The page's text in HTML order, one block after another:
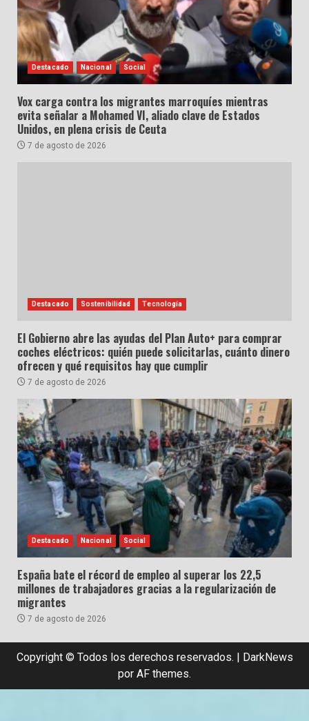
Destacado Nacional Social
Vox carga contra los migrantes marroquíes mientras
evita señalar a Mohamed VI, aliado clave de Estados
Unidos, en plena crisis de Ceuta
7 de agosto de 2026
Destacado Sostenibilidad Tecnología
El Gobierno abre las ayudas del Plan Auto+ para comprar
coches eléctricos: quién puede solicitarlas, cuánto dinero
ofrecen y qué requisitos hay que cumplir
7 de agosto de 2026
Destacado Nacional Social
España bate el récord de empleo al superar los 22,5
millones de trabajadores gracias a la regularización de
migrantes
7 de agosto de 2026
Copyright © Todos los derechos reservados. | DarkNews
por AF themes.